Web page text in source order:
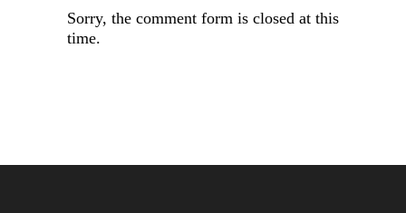
Sorry, the comment form is closed at this
time.